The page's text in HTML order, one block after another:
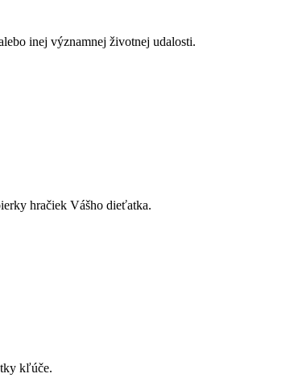
inej významnej životnej udalosti.
hračiek Vášho dieťatka.
kľúče.